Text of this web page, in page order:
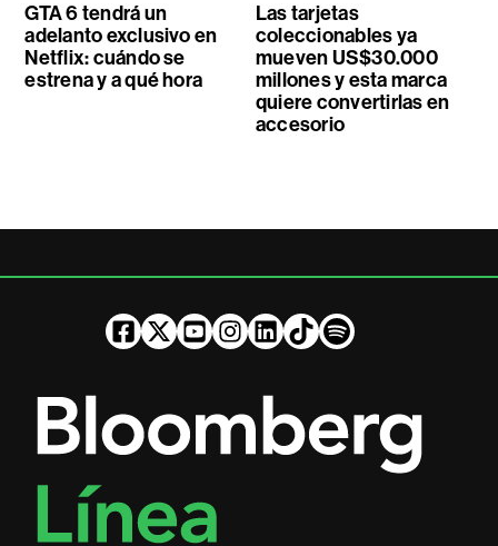
GTA 6 tendrá un
adelanto exclusivo en
Netflix: cuándo se
estrena y a qué hora
Las tarjetas
coleccionables ya
mueven US$30.000
millones y esta marca
quiere convertirlas en
accesorio